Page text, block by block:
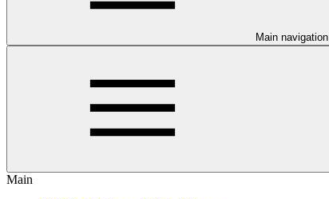
Main navigation
Main